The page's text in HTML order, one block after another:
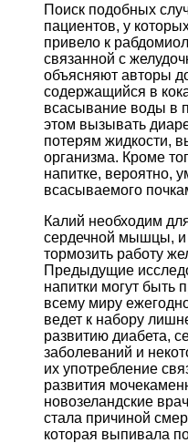
Поиск подобных
пациентов, у
привело к
связанной с
объясняют авторы
содержащийся в
всасывание воды в
этом вызывать
потерям жидкости,
организма. Кроме
напитке, вероятно,
всасываемого
Калий необходим
сердечной мышцы, и
тормозить работу
Предыдущие
напитки могут быть
всему миру
ведет к набору
развитию диабета,
заболеваний и
их употребление
развития
новозеландские
стала причиной
которая выпивала